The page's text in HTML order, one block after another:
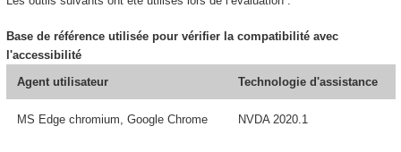
Base de référence utilisée pour vérifier la compatibilité avec
l'accessibilité
Agent utilisateur
Technologie d'assistance
MS Edge chromium, Google Chrome NVDA 2020.1